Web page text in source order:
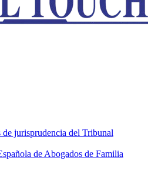
de jurisprudencia del Tribunal
de Abogados de Familia